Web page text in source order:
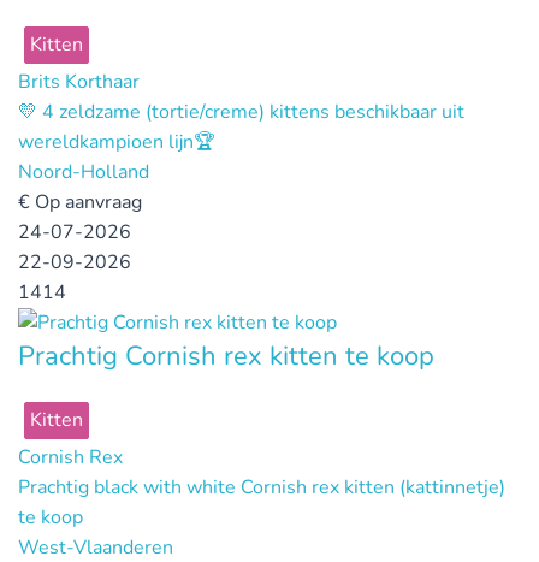
Kitten
Brits Korthaar
💛 4 zeldzame (tortie/creme) kittens beschikbaar uit
wereldkampioen lijn🏆
Noord-Holland
€ Op aanvraag
24-07-2026
22-09-2026
1414
Prachtig Cornish rex kitten te koop
Kitten
Cornish Rex
Prachtig black with white Cornish rex kitten (kattinnetje)
te koop
West-Vlaanderen